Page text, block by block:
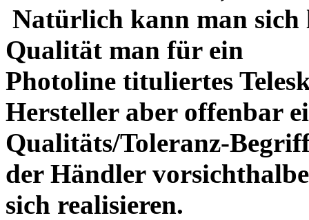
Natürlich kann man sich
Qualität man für ein
Photoline tituliertes
Hersteller aber offenbar
Qualitäts/Toleranz-
der Händler
sich realisieren.